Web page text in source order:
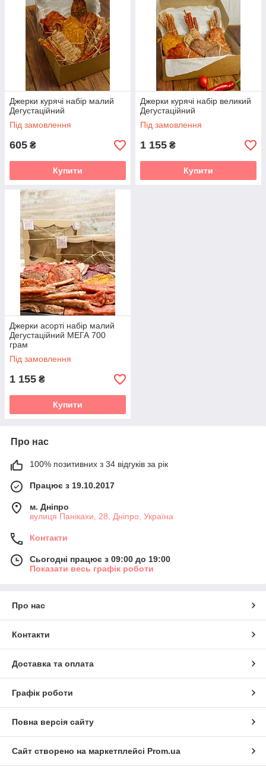
Джерки курячі набір малий
Дегустаційний
Під замовлення
605 ₴
Купити
Джерки курячі набір великий
Дегустаційний
Під замовлення
1 155 ₴
Купити
Джерки асорті набір малий
Дегустаційний МЕГА 700
грам
Під замовлення
1 155 ₴
Купити
Про нас
100% позитивних з 34 відгуків за рік
Працює з 19.10.2017
м. Дніпро
вулиця Панікахи, 28, Дніпро, Україна
Контакти
Сьогодні працює з 09:00 до 19:00
Показати весь графік роботи
Про нас
Контакти
Доставка та оплата
Графік роботи
Повна версія сайту
Сайт створено на маркетплейсі Prom.ua